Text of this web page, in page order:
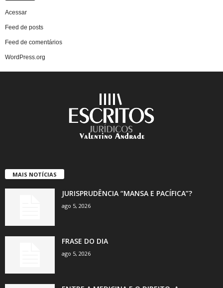
Acessar
Feed de posts
Feed de comentários
WordPress.org
MAIS NOTÍCIAS
JURISPRUDÊNCIA “MANSA E PACÍFICA”?
ago 5, 2026
FRASE DO DIA
ago 5, 2026